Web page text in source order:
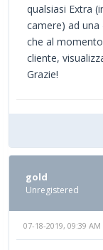
qualsiasi Extra
camere) ad
che al
cliente,
Grazie!
gold
Unregistered
07-18-2019, 09:39 AM